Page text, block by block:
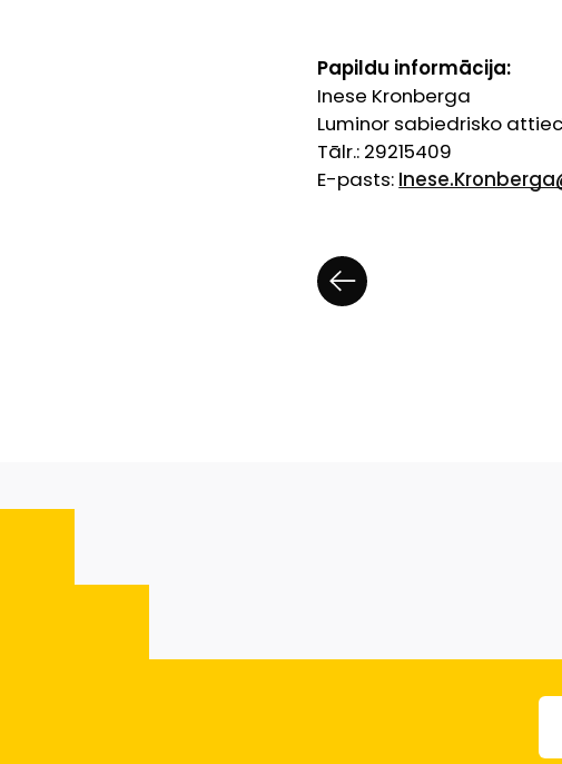
Papildu informācija:
Inese Kronberga
Luminor sabiedrisko
Tālr.: 29215409
E-pasts: